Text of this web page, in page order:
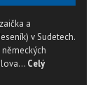
a
v Sudetech.
Celý